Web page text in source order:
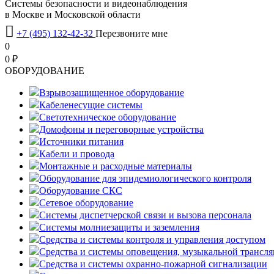
Системы безопасности и видеонаблюдения
в Москве и Московской области
 +7 (495) 132-42-32 Перезвоните мне
0
0 ₽
OБОРУДОВАНИЕ
Взрывозащищенное оборудование
Кабеленесущие системы
Светотехническое оборудование
Домофоны и переговорные устройства
Источники питания
Кабели и провода
Монтажные и расходные материалы
Оборудование для эпидемиологического контроля
Оборудование СКС
Сетевое оборудование
Системы диспетчерской связи и вызова персонала
Системы молниезащиты и заземления
Средства и системы контроля и управления доступом
Средства и системы оповещения, музыкальной
Средства и системы охранно-пожарной сигнализации